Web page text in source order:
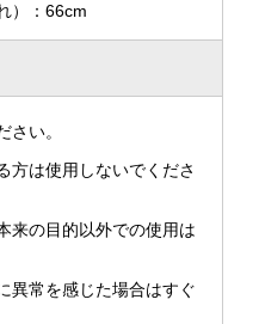
）：66cm
さい。
方は使用しないでくださ
来の目的以外での使用は
異常を感じた場合はすぐ